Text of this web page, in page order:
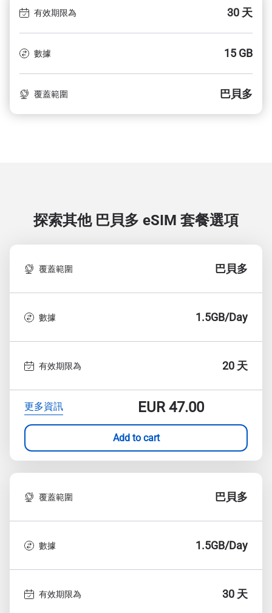
有效期限為 30 天
數據 15 GB
覆蓋範圍 巴貝多
探索其他 巴貝多 eSIM 套餐選項
覆蓋範圍 巴貝多
數據 1.5GB/Day
有效期限為 20 天
更多資訊 EUR47.00
Add to cart
覆蓋範圍 巴貝多
數據 1.5GB/Day
有效期限為 30 天